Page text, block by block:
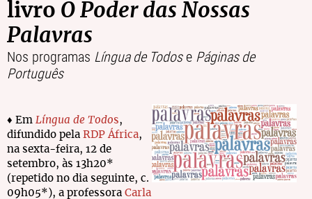
livro O Poder das Nossas
Palavras
Nos programas Língua de Todose Páginas de
Português
♦ Em Língua de Todos,
difundido pela RDP África,
na sexta-feira, 12 de
setembro, às 13h20*
(repetido no dia seguinte, c.
09h05*), a professora Carla